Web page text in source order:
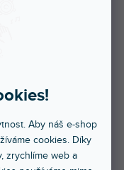
Aby náš e-shop
cookies. Díky
zrychlíme web a